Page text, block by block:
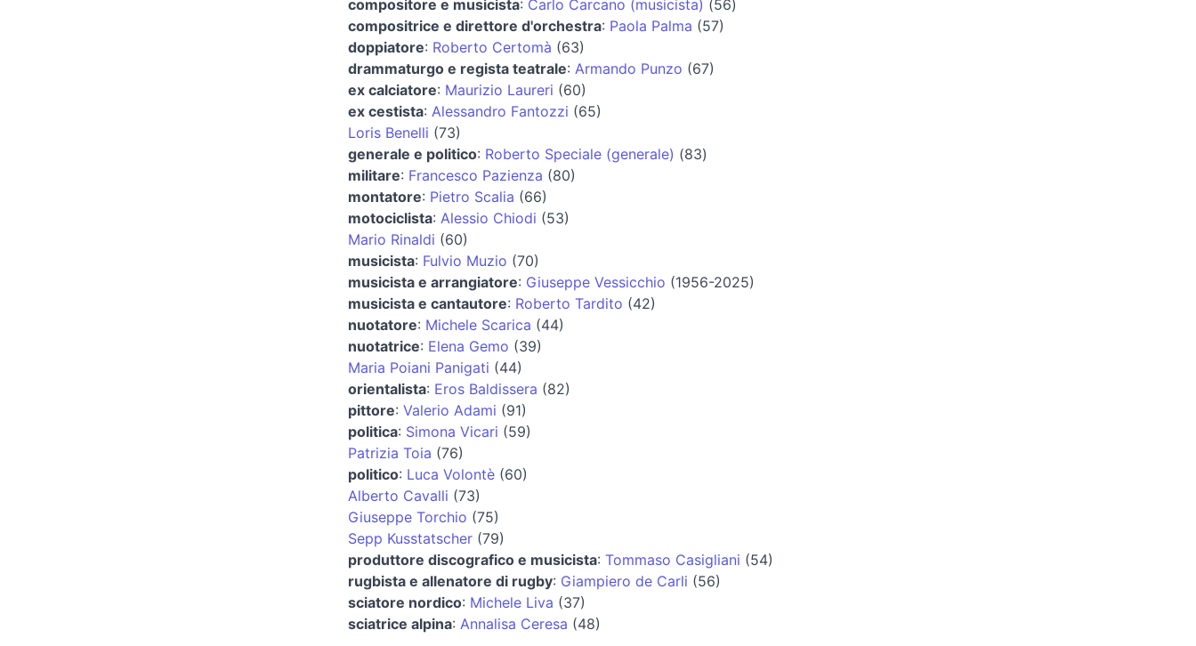
compositore e musicista: Carlo Carcano (musicista) (56)
compositrice e direttore d'orchestra: Paola Palma (57)
doppiatore: Roberto Certomà (63)
drammaturgo e regista teatrale: Armando Punzo (67)
ex calciatore: Maurizio Laureri (60)
ex cestista: Alessandro Fantozzi (65)
Loris Benelli (73)
generale e politico: Roberto Speciale (generale) (83)
militare: Francesco Pazienza (80)
montatore: Pietro Scalia (66)
motociclista: Alessio Chiodi (53)
Mario Rinaldi (60)
musicista: Fulvio Muzio (70)
musicista e arrangiatore: Giuseppe Vessicchio (1956-2025)
musicista e cantautore: Roberto Tardito (42)
nuotatore: Michele Scarica (44)
nuotatrice: Elena Gemo (39)
Maria Poiani Panigati (44)
orientalista: Eros Baldissera (82)
pittore: Valerio Adami (91)
politica: Simona Vicari (59)
Patrizia Toia (76)
politico: Luca Volontè(60)
Alberto Cavalli (73)
Giuseppe Torchio (75)
Sepp Kusstatscher(79)
produttore discografico e musicista: Tommaso Casigliani (54)
rugbista e allenatore di rugby: Giampiero de Carli (56)
sciatore nordico: Michele Liva (37)
sciatrice alpina: Annalisa Ceresa (48)